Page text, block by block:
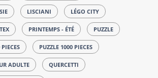
LISCIANI LÉGO CITY
PRINTEMPS - ÉTÉ PUZZLE
PUZZLE 1000 PIECES
ADULTE QUERCETTI